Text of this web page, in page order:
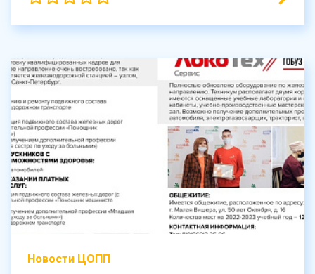
Новости ЦОПП